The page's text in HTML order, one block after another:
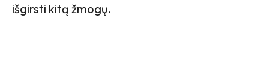
išgirsti kitą žmogų.